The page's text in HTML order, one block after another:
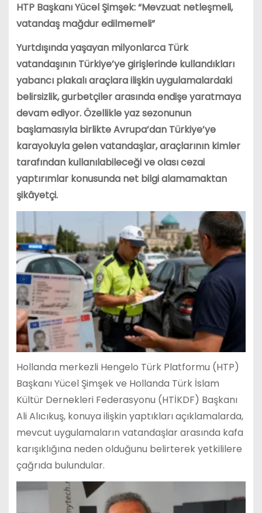
HTP Başkanı Yücel Şimşek: “Mevzuat netleşmeli,
vatandaş mağdur edilmemeli”
Yurtdışında yaşayan milyonlarca Türk
vatandaşının Türkiye’ye girişlerinde kullandıkları
yabancı plakalı araçlara ilişkin uygulamalardaki
belirsizlik, gurbetçiler arasında endişe yaratmaya
devam ediyor. Özellikle yaz sezonunun
başlamasıyla birlikte Avrupa’dan Türkiye’ye
karayoluyla gelen vatandaşlar, araçlarının kimler
tarafından kullanılabileceği ve olası cezai
yaptırımlar konusunda net bilgi alamamaktan
şikâyetçi.
Hollanda merkezli Hengelo Türk Platformu (HTP)
Başkanı Yücel Şimşek ve Hollanda Türk İslam
Kültür Dernekleri Federasyonu (HTİKDF) Başkanı
Ali Alıcıkuş, konuya ilişkin yaptıkları açıklamalarda,
mevcut uygulamaların vatandaşlar arasında kafa
karışıklığına neden olduğunu belirterek yetkililere
çağrıda bulundular.